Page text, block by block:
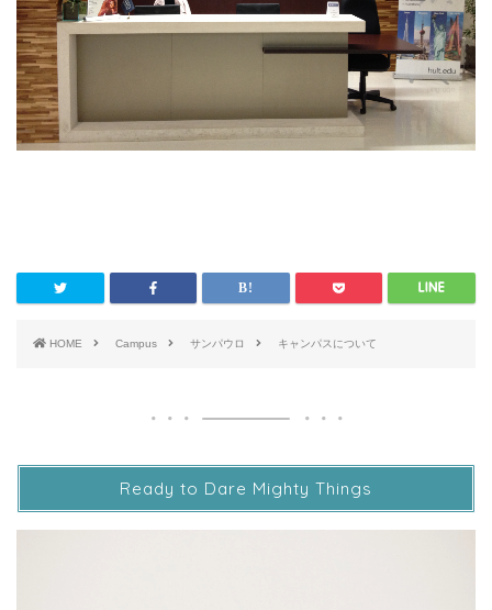
HOME Campus サンパウロ キャンパスについて
Ready to Dare Mighty Things